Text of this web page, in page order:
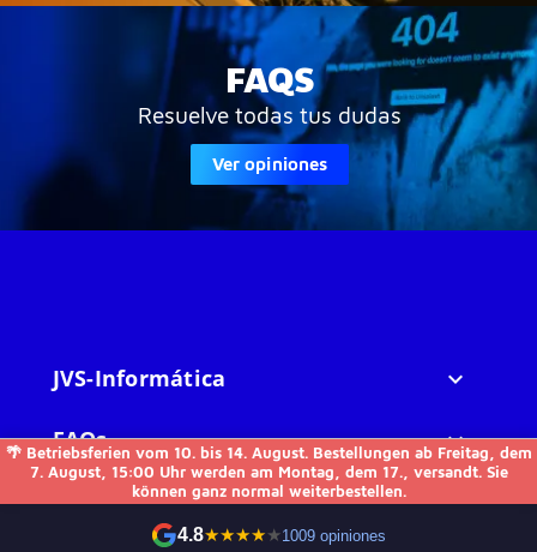
🌴 Betriebsferien vom 10. bis 14. August. Bestellungen ab Freitag, dem
7. August, 15:00 Uhr werden am Montag, dem 17., versandt. Sie
können ganz normal weiterbestellen.
4.8★★★★★1009 opiniones
FAQS
Resuelve todas tus dudas
Ver opiniones
JVS-Informática 
FAQs 
Otros 